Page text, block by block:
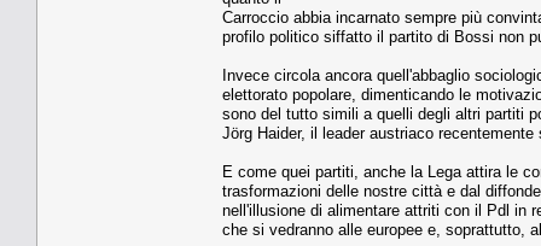
Carroccio abbia incarnato sempre più
profilo politico siffatto il partito di Bossi non
Invece circola ancora quell'abbaglio
elettorato popolare, dimenticando le
sono del tutto simili a quelli degli altri partiti
Jörg Haider, il leader austriaco
E come quei partiti, anche la Lega attira le
trasformazioni delle nostre città e dal
nell'illusione di alimentare attriti con il Pdl in
che si vedranno alle europee e, soprattutto,